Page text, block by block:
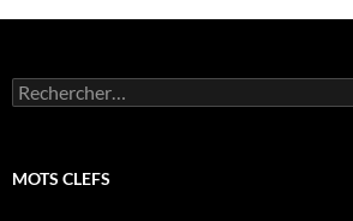
Rechercher :
MOTS CLEFS